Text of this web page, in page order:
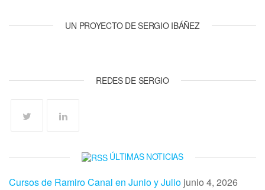
UN PROYECTO DE SERGIO IBÁÑEZ
REDES DE SERGIO
ÚLTIMAS NOTICIAS
Cursos de Ramiro Canal en Junio y Julio junio 4, 2026